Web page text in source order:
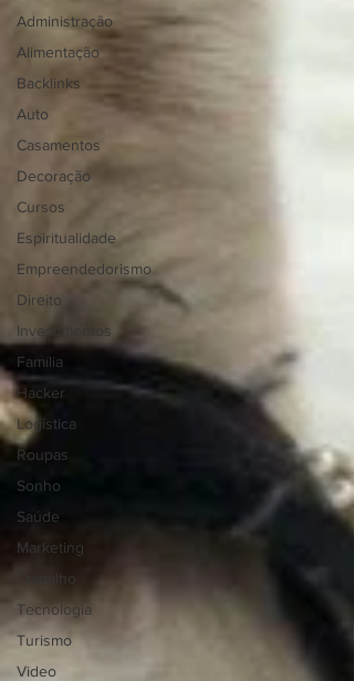
Administração
Alimentação
Backlinks
Auto
Casamentos
Decoração
Cursos
Espiritualidade
Empreendedorismo
Direito
Investimentos
Família
Hacker
Logística
Roupas
Sonho
Saúde
Marketing
Trabalho
Tecnologia
Turismo
Video